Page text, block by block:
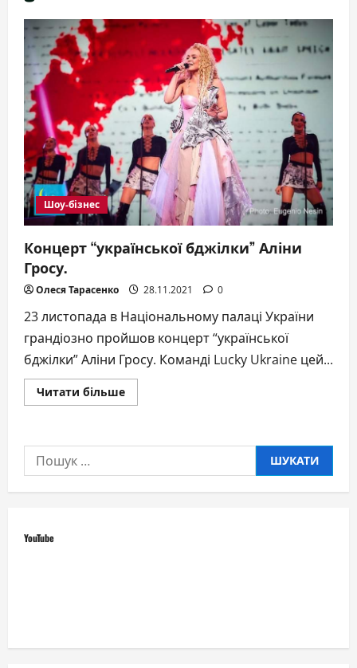
Шоу-бізнес
Концерт “української бджілки” Аліни
Гросу.
Олеся Тарасенко 28.11.2021 0
23 листопада в Національному палаці України
грандіозно пройшов концерт “української
бджілки” Аліни Гросу. Команді Lucky Ukraine цей...
Читати більшеДокладніше
про
Аліни
Пошук:
YouTube